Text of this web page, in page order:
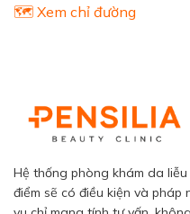
🗺️ Xem chỉ đường
Hệ thống phòng khám da
điểm sẽ có điều kiện và pháp